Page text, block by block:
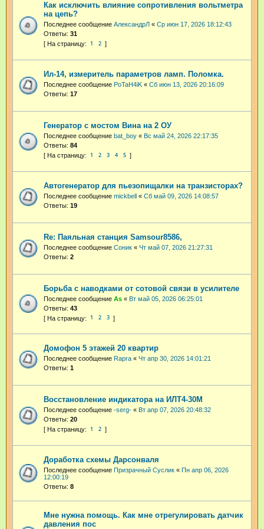
Как исключить влияние сопротивления вольтметра
на цепь?
Последнее сообщение АлександрЛ « Ср июн 17, 2026 18:12:43
Ответы: 31
1 2
Ил-14, измеритель параметров ламп. Поломка.
Последнее сообщение PoTaH4iK « Сб июн 13, 2026 20:16:09
Ответы: 17
Генератор с мостом Вина на 2 ОУ
Последнее сообщение bat_boy « Вс май 24, 2026 22:17:35
Ответы: 84
1 2 3 4 5
Автогенератор для пьезопищалки на транзисторах?
Последнее сообщение mickbell « Сб май 09, 2026 14:08:57
Ответы: 19
Re: Паяльная станция Samsour8586,
Последнее сообщение Соник « Чт май 07, 2026 21:27:31
Ответы: 2
Борьба с наводками от сотовой связи в усилителе
Последнее сообщение As « Вт май 05, 2026 06:25:01
Ответы: 43
1 2 3
Домофон 5 этажей 20 квартир
Последнее сообщение Rapra « Чт апр 30, 2026 14:01:21
Ответы: 1
Восстановление индикатора на ИЛТ4-30М
Последнее сообщение -serg- « Вт апр 07, 2026 20:48:32
Ответы: 20
1 2
Доработка схемы Дарсонваля
Последнее сообщение Призрачный Суслик « Пн апр 06, 2026
12:00:19
Ответы: 8
Мне нужна помощь. Как мне отрегулировать датчик
давления пос